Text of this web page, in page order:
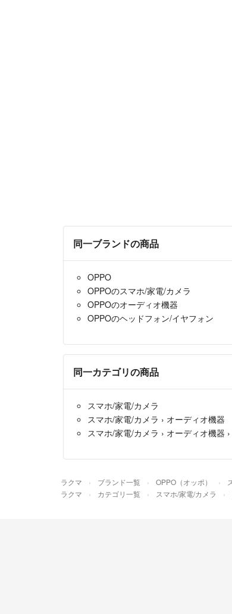
同一ブランドの商品
OPPO
OPPOのスマホ/家電/カメラ
OPPOのオーディオ機器
OPPOのヘッドフォン/イヤフォン
同一カテゴリの商品
スマホ/家電/カメラ
スマホ/家電/カメラ › オーディオ機器
スマホ/家電/カメラ › オーディオ機器 ›
ラクマ ブランド一覧 OPPO（オッポ）
ラクマ カテゴリ一覧 スマホ/家電/カメラ